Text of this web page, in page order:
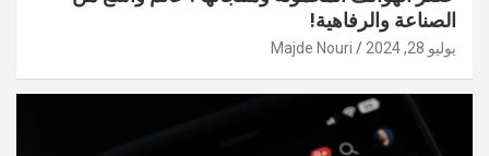
الصناعة والرفاهية!
يوليو 28, 2024 Majde Nouri